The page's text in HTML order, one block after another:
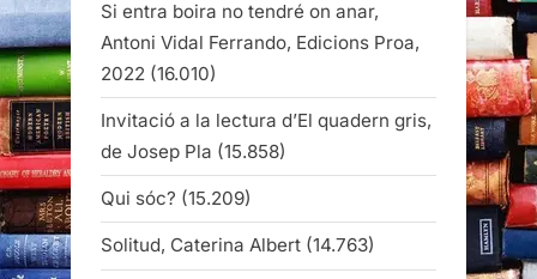
Si entra boira no tendré on anar,
Antoni Vidal Ferrando, Edicions Proa,
2022 (16.010)
Invitació a la lectura d’El quadern gris,
de Josep Pla (15.858)
Qui sóc? (15.209)
Solitud, Caterina Albert (14.763)